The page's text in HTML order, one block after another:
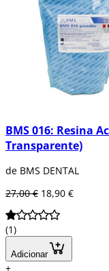
BMS 016: Resina
Transparente)
de BMS DENTAL
27,00 € 18,90 €
(1)
Adicionar
+